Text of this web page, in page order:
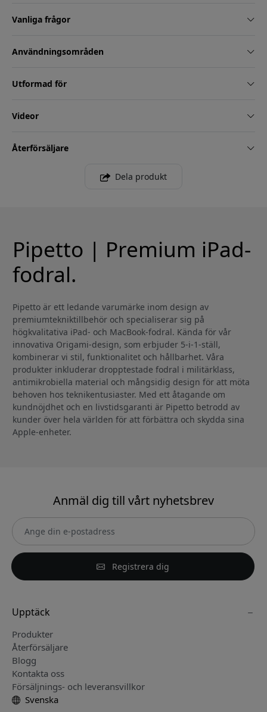
Vanliga frågor
Användningsområden
Utformad för
Videor
Återförsäljare
Dela produkt
Pipetto | Premium iPad-
fodral.
Pipetto är ett ledande varumärke inom design av
premiumtekniktillbehör och specialiserar sig på
högkvalitativa iPad- och MacBook-fodral. Kända för vår
innovativa Origami-design, som erbjuder 5-i-1-ställ,
kombinerar vi stil, funktionalitet och hållbarhet. Våra
produkter inkluderar dropptestade fodral i militärklass,
antimikrobiella material och mångsidig design för att möta
behoven hos teknikentusiaster. Med ett åtagande om
kundnöjdhet och en livstidsgaranti är Pipetto betrodd av
kunder över hela världen för att förbättra och skydda sina
Apple-enheter.
Anmäl dig till vårt nyhetsbrev
Registrera dig
Upptäck
Produkter
Återförsäljare
Blogg
Kontakta oss
Försäljnings- och leveransvillkor
Svenska